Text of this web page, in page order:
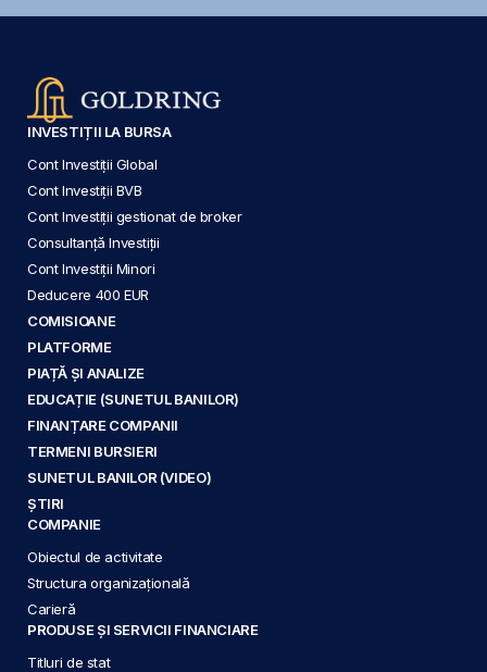
INVESTIȚII LA BURSA
Cont Investiții Global
Cont Investiții BVB
Cont Investiții gestionat de broker
Consultanță Investiții
Cont Investiții Minori
Deducere 400 EUR
COMISIOANE
PLATFORME
PIAȚĂ ȘI ANALIZE
EDUCAȚIE (SUNETUL BANILOR)
FINANȚARE COMPANII
TERMENI BURSIERI
SUNETUL BANILOR (VIDEO)
ȘTIRI
COMPANIE
Obiectul de activitate
Structura organizațională
Carieră
PRODUSE ȘI SERVICII FINANCIARE
Titluri de stat